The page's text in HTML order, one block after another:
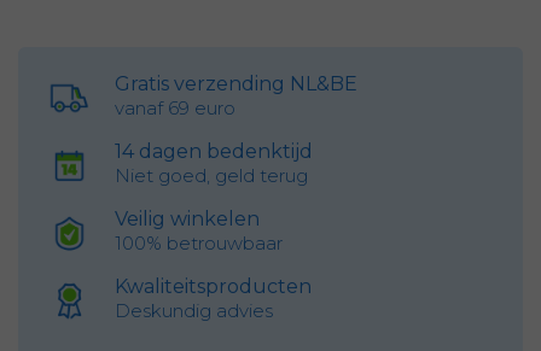
Gratis verzending NL&BE
vanaf 69 euro
14 dagen bedenktijd
Niet goed, geld terug
Veilig winkelen
100% betrouwbaar
Kwaliteitsproducten
Deskundig advies